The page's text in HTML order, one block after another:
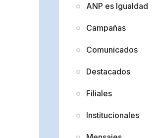
ANP es Igualdad
Campañas
Comunicados
Destacados
Filiales
Institucionales